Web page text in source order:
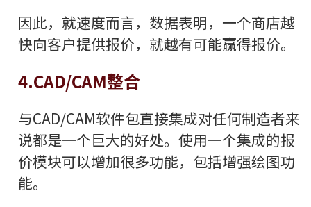
因此，就速度而言，数据表明，一个商店越
快向客户提供报价，就越有可能赢得报价。
4.CAD/CAM整合
与CAD/CAM软件包直接集成对任何制造者来
说都是一个巨大的好处。使用一个集成的报
价模块可以增加很多功能，包括增强绘图功
能。